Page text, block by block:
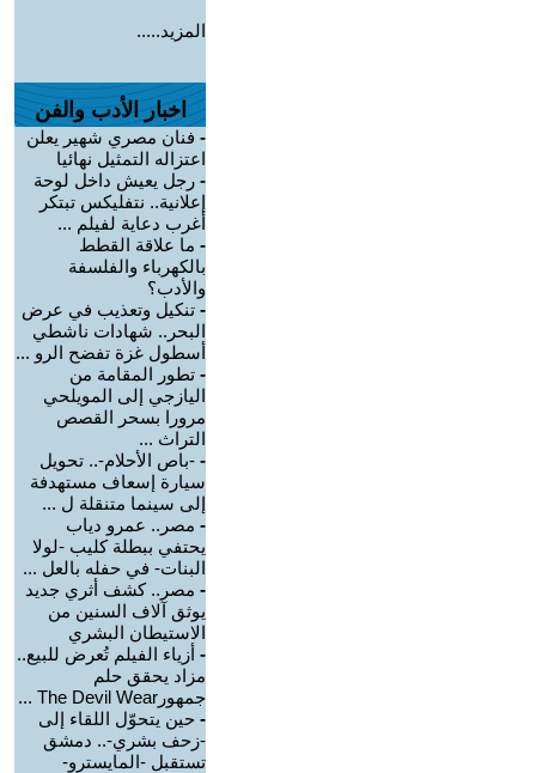
المزيد.....
اخبار الأدب والفن
- فنان مصري شهير يعلن
اعتزاله التمثيل نهائيا
- رجل يعيش داخل لوحة
إعلانية.. نتفليكس تبتكر
أغرب دعاية لفيلم ...
- ما علاقة القطط
بالكهرباء والفلسفة
والأدب؟
- تنكيل وتعذيب في عرض
البحر.. شهادات ناشطي
أسطول غزة تفضح الرو ...
- تطور المقامة من
اليازجي إلى المويلحي
مرورا بسحر القصص
التراث ...
- -باص الأحلام-.. تحويل
سيارة إسعاف مستهدفة
إلى سينما متنقلة ل ...
- مصر.. عمرو دياب
يحتفي ببطلة كليب -لولا
البنات- في حفله بالعل ...
- مصر.. كشف أثري جديد
يوثق آلاف السنين من
الاستيطان البشري
- أزياء الفيلم تُعرض للبيع..
مزاد يحقق حلم
جمهورThe Devil Wear ...
- حين يتحوّل اللقاء إلى
-زحف بشري-.. دمشق
تستقبل -المايسترو-